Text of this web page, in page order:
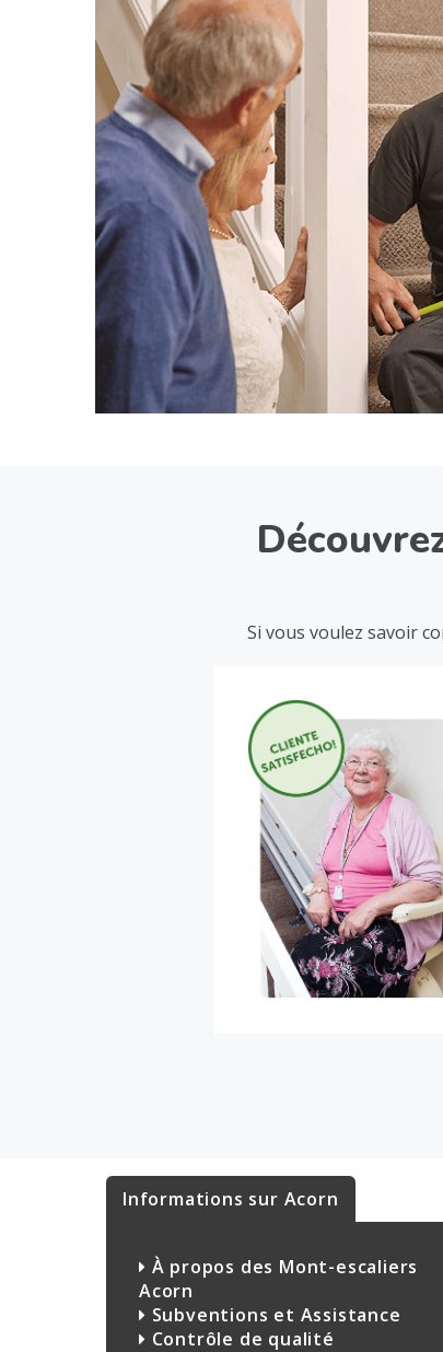
Si vous voulez savoir
Informations sur Acorn
À propos des Mont-escaliers
Acorn
Subventions et Assistance
Contrôle de qualité